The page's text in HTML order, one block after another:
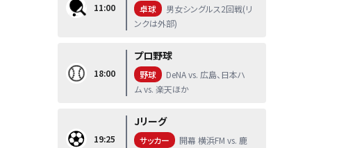
11:00 卓球
男女シングルス2回戦(リ
ンクは外部)
18:00
プロ野球
野球
DeNA vs. 広島、日本ハ
ム vs. 楽天ほか
19:25
Jリーグ
サッカー
開幕 横浜FM vs. 鹿